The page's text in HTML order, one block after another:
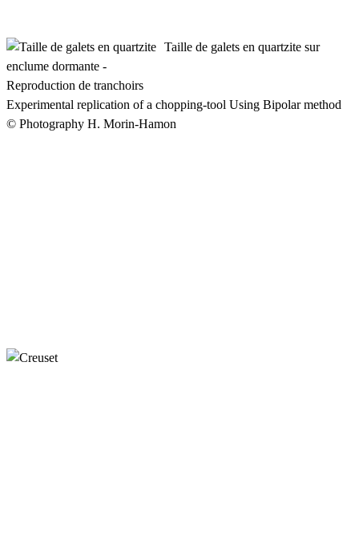
Taille de galets en quartzite sur
enclume dormante -
Reproduction de tranchoirs
Experimental replication of a chopping-tool Using Bipolar method
© Photography H. Morin-Hamon